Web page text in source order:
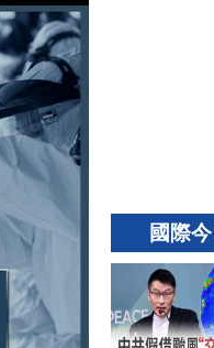
國際